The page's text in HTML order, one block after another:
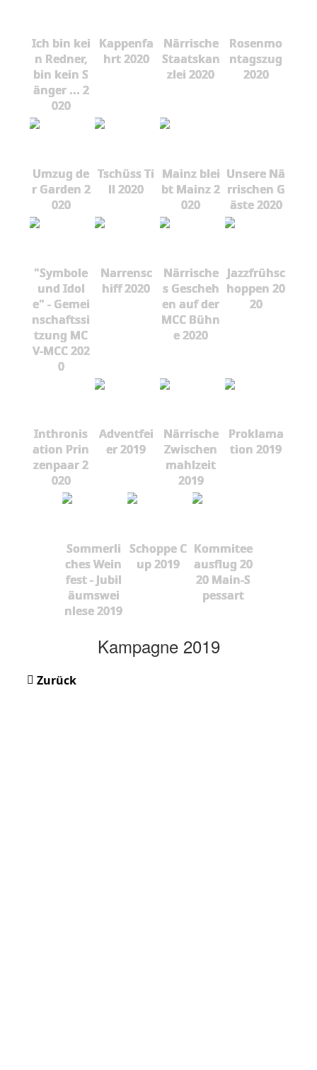
Ich bin kei
n Redner,
bin kein S
änger ... 2
020
Kappenfa
hrt 2020
Närrische
Staatskan
zlei 2020
Rosenmo
ntagszug
2020
Umzug de
r Garden 2
020
Tschüss Ti
ll 2020
Mainz blei
bt Mainz 2
020
Unsere Nä
rrischen G
äste 2020
"Symbole
und Idol
e" - Gemei
nschaftssi
tzung MC
V-MCC 202
0
Narrensc
hiff 2020
Närrische
s Gescheh
en auf der
MCC Bühn
e 2020
Jazzfrühsc
hoppen 20
20
Inthronis
ation Prin
zenpaar 2
020
Adventfei
er 2019
Närrische
Zwischen
mahlzeit
2019
Proklama
tion 2019
Sommerli
ches Wein
fest - Jubil
äumswei
nlese 2019
Schoppe C
up 2019
Kommitee
ausflug 20
20 Main-S
pessart
Kampagne 2019
Zurück